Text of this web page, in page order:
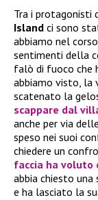
Tra i protagonisti
Island ci sono
abbiamo nel
sentimenti della
falò di fuoco che
abbiamo visto, la
scatenato la
scappare dal
anche per via
speso nei suoi
chiedere un
faccia ha voluto
abbia chiesto una
e ha lasciato la